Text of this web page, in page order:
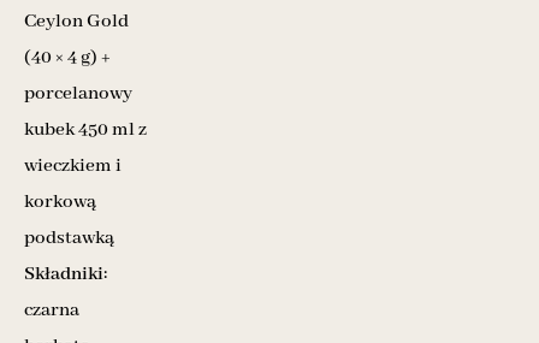
Ceylon Gold
(40 × 4 g) +
porcelanowy
kubek 450 ml z
wieczkiem i
korkową
podstawką
Składniki:
czarna